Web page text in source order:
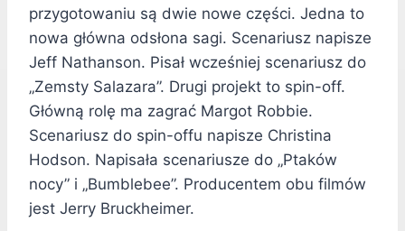
przygotowaniu są dwie nowe części. Jedna to
nowa główna odsłona sagi. Scenariusz napisze
Jeff Nathanson. Pisał wcześniej scenariusz do
„Zemsty Salazara”. Drugi projekt to spin-off.
Główną rolę ma zagrać Margot Robbie.
Scenariusz do spin-offu napisze Christina
Hodson. Napisała scenariusze do „Ptaków
nocy” i „Bumblebee”. Producentem obu filmów
jest Jerry Bruckheimer.